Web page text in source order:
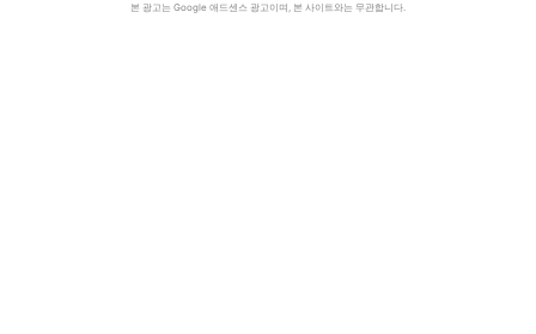
본 광고는 Google 애드센스 광고이며, 본 사이트와는 무관합니다.